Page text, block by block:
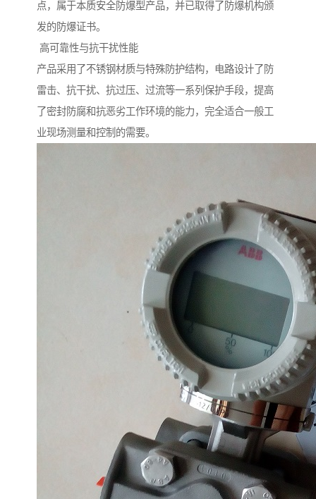
点，属于本质安全防爆型产品，并已取得了防爆机构颁
发的防爆证书。
高可靠性与抗干扰性能
产品采用了不锈钢材质与特殊防护结构，电路设计了防
雷击、抗干扰、抗过压、过流等一系列保护手段，提高
了密封防腐和抗恶劣工作环境的能力，完全适合一般工
业现场测量和控制的需要。